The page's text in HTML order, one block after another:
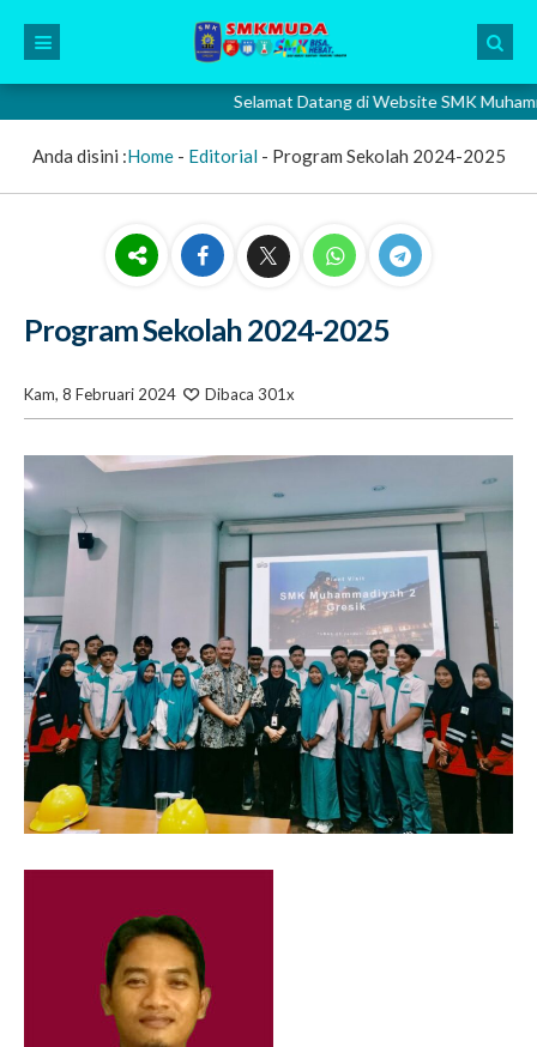
Selamat Datang di Website SMK
Anda disini :Home- Editorial- Program Sekolah 2024-2025
Program Sekolah 2024-2025
Kam, 8 Februari 2024 Dibaca 301x